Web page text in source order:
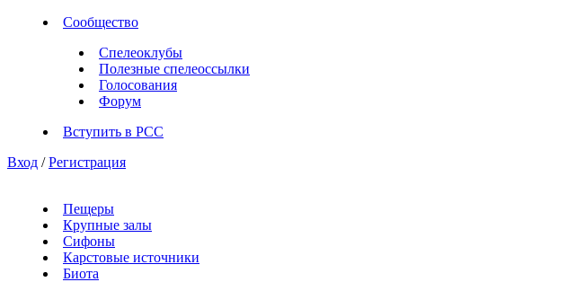
Сообщество
Спелеоклубы
Полезные спелеоссылки
Голосования
Форум
Вступить в РСС
Вход / Регистрация
Пещеры
Крупные залы
Сифоны
Карстовые источники
Биота